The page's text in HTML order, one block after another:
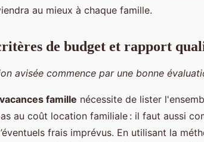
au mieux à chaque famille.
de budget et rapport
avisée commence par une bonne
famille nécessite de lister
au coût location familiale : il faut aussi
frais imprévus. En utilisant la